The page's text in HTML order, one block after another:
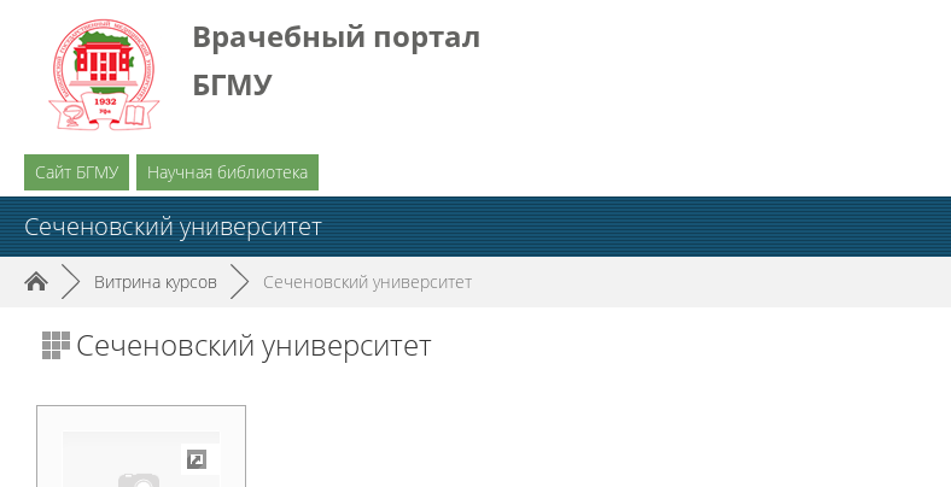
Врачебный портал
БГМУ
Сайт БГМУ Научная библиотека
Сеченовский университет
► Витрина курсов ► Сеченовский университет
Сеченовский университет